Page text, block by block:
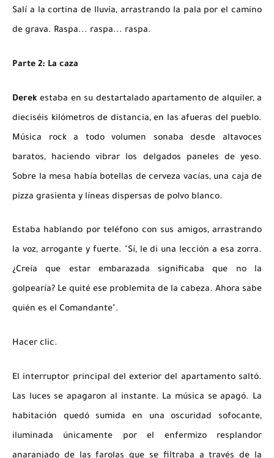
Salí a la cortina de lluvia, arrastrando la pala por el camino
de grava. Raspa... raspa... raspa.
Parte 2: La caza
Derek estaba en su destartalado apartamento de alquiler, a
dieciséis kilómetros de distancia, en las afueras del pueblo.
Música rock a todo volumen sonaba desde altavoces
baratos, haciendo vibrar los delgados paneles de yeso.
Sobre la mesa había botellas de cerveza vacías, una caja de
pizza grasienta y líneas dispersas de polvo blanco.
Estaba hablando por teléfono con sus amigos, arrastrando
la voz, arrogante y fuerte. "Sí, le di una lección a esa zorra.
¿Creía que estar embarazada significaba que no la
golpearía? Le quité ese problemita de la cabeza. Ahora sabe
quién es el Comandante".
Hacer clic.
El interruptor principal del exterior del apartamento saltó.
Las luces se apagaron al instante. La música se apagó. La
habitación quedó sumida en una oscuridad sofocante,
iluminada únicamente por el enfermizo resplandor
anaranjado de las farolas que se filtraba a través de la